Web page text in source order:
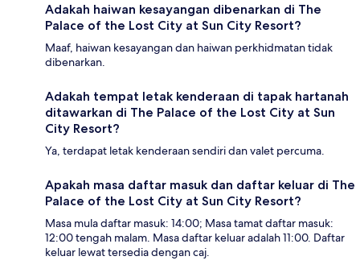
Adakah haiwan kesayangan dibenarkan di The
Palace of the Lost City at Sun City Resort?
Maaf, haiwan kesayangan dan haiwan perkhidmatan tidak
dibenarkan.
Adakah tempat letak kenderaan di tapak hartanah
ditawarkan di The Palace of the Lost City at Sun
City Resort?
Ya, terdapat letak kenderaan sendiri dan valet percuma.
Apakah masa daftar masuk dan daftar keluar di The
Palace of the Lost City at Sun City Resort?
Masa mula daftar masuk: 14:00; Masa tamat daftar masuk:
12:00 tengah malam. Masa daftar keluar adalah 11:00. Daftar
keluar lewat tersedia dengan caj.